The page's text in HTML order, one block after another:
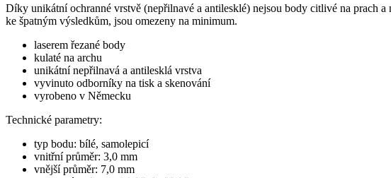
Díky unikátní ochranné vrstvě (nepřilnavé a antilesklé) nejsou body citlivé na prach
ke špatným výsledkům, jsou omezeny na minimum.
laserem řezané body
kulaté na archu
unikátní nepřilnavá a antilesklá vrstva
vyvinuto odborníky na tisk a skenování
vyrobeno v Německu
Technické parametry:
typ bodu: bílé, samolepicí
vnitřní průměr: 3,0 mm
vnější průměr: 7,0 mm